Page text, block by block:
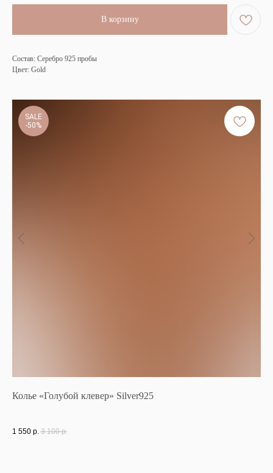
В корзину
Состав: Серебро 925 пробы
Цвет: Gold
SALE
-50%
Колье «Голубой клевер» Silver925
1 550 р. 3 100 р.